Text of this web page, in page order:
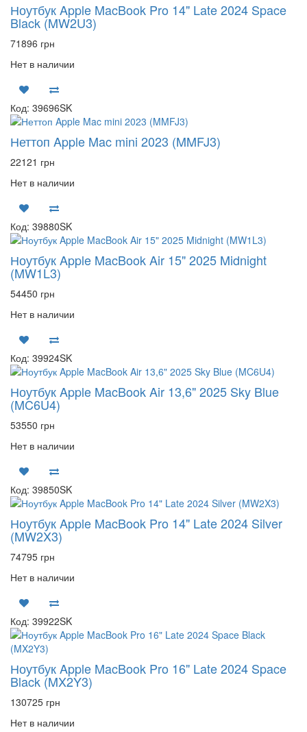
Ноутбук Apple MacBook Pro 14" Late 2024 Space
Black (MW2U3)
71896 грн
Нет в наличии
Код: 39696SK
Неттоп Apple Mac mini 2023 (MMFJ3)
22121 грн
Нет в наличии
Код: 39880SK
Ноутбук Apple MacBook Air 15" 2025 Midnight
(MW1L3)
54450 грн
Нет в наличии
Код: 39924SK
Ноутбук Apple MacBook Air 13,6" 2025 Sky Blue
(MC6U4)
53550 грн
Нет в наличии
Код: 39850SK
Ноутбук Apple MacBook Pro 14" Late 2024 Silver
(MW2X3)
74795 грн
Нет в наличии
Код: 39922SK
Ноутбук Apple MacBook Pro 16" Late 2024 Space
Black (MX2Y3)
130725 грн
Нет в наличии